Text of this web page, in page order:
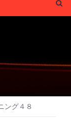
ング４８